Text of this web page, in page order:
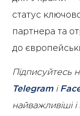
статус
партнера та
до
Підписуйтесь
Telegramі
найважливіші